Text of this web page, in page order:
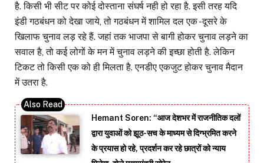
है. किसी भी सीट पर कोई दोस्ताना संघर्ष नही हो रहा है. इसी तरह यदि
इंडी गठबंधन को देखा जाये, तो गठबंधन में शामिल दल एक -दूसरे के
खिलाफ चुनाव लड़ रहे हैं. जहां तक भाजपा से बागी होकर चुनाव लड़ने का
सवाल है, तो कई लोगों के मन में चुनाव लड़ने की इच्छा होती है. लेकिन
टिकट तो किसी एक को ही मिलता है. एनडीए एकजुट होकर चुनाव मैदान
में उतरा है.
Hemant Soren: “आज देशभर में राजनीतिक दलों
द्वारा युवाओं को झूठ-सच के माध्यम से दिग्भ्रमित करने
के प्रयास हो रहे, प्रदर्शन कर रहे छात्रों को न्याय